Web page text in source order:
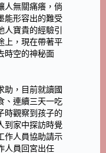
人無關痛癢，倘
能形容出的難受
人寶貴的經驗引
上，現在帶著平
時空的神秘面
助，目前就讀國
、連續三天一吃
時觀察到孩子的
到家中探訪時覺
作人員協助請示
人員回宮出任